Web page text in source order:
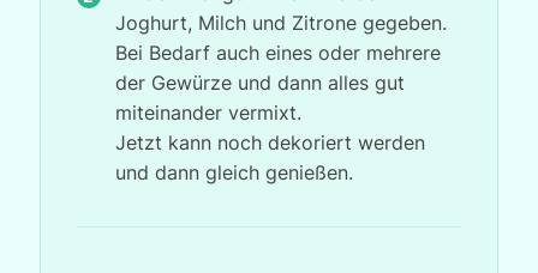
Joghurt, Milch und Zitrone gegeben.
Bei Bedarf auch eines oder mehrere
der Gewürze und dann alles gut
miteinander vermixt.
Jetzt kann noch dekoriert werden
und dann gleich genießen.